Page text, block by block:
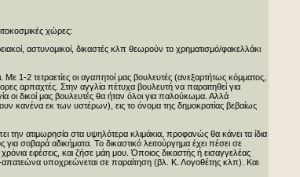
χώρες:
αστυνομικοί, δικαστές κλπ θεωρούν το χρηματισμό/φακελλάκι
Με 1-2 τετραετίες οι αγαπητοί μας βουλευτές (ανεξαρτήτως κόμματος,
αρπαχτές. Στην αγγλία πέτυχα βουλευτή να παραιτηθεί για
οι δικοί μας βουλευτές θα ήταν όλοι για παλούκωμα. Αλλά
κανένα εκ των υστέρων), εις το όνομα της δημοκρατίας βεβαίως
την ατιμωρησία στα υψηλότερα κλιμάκια, προφανώς θα κάνει τα ίδια
σοβαρά αδικήματα. Το δικαστικό λειτούργημα έχει πέσει σε
εφέσεις, και ζήσε μάη μου. Όποιος δικαστής ή εισαγγελέας
απατεώνα υποχρεώνεται σε παραίτηση (βλ. Κ. Λογοθέτης κλπ). Και